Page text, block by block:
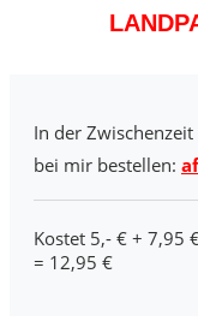
In der
bei mir bestellen:
Kostet 5,- € + 7,95
= 12,95 €